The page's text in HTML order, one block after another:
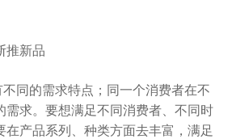
推新品
同的需求特点；同一个消费者在不
需求。要想满足不同消费者、不同时
在产品系列、种类方面去丰富，满足